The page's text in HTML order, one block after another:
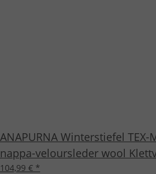
ANAPURNA Winterstiefel
nappa-veloursleder wool
104,99 € *